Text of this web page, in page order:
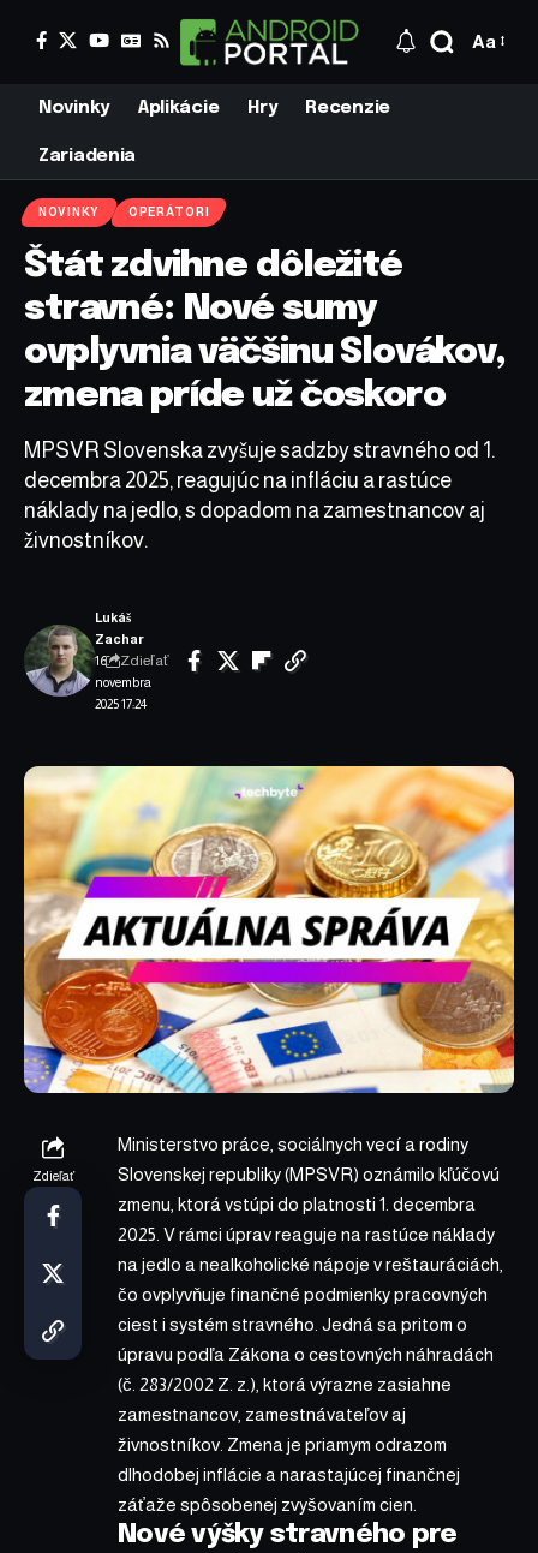
Aa
Novinky Aplikácie Hry Recenzie
Zariadenia
NOVINKY OPERÁTORI
Štát zdvihne dôležité
stravné: Nové sumy
ovplyvnia väčšinu Slovákov,
zmena príde už čoskoro
MPSVR Slovenska zvyšuje sadzby stravného od 1.
decembra 2025, reagujúc na infláciu a rastúce
náklady na jedlo, s dopadom na zamestnancov aj
živnostníkov.
16.
novembra
2025 17:24
Lukáš
Zachar
Zdieľať
Zdieľať
Ministerstvo práce, sociálnych vecí a rodiny
Slovenskej republiky (MPSVR) oznámilo kľúčovú
zmenu, ktorá vstúpi do platnosti 1. decembra
2025. V rámci úprav reaguje na rastúce náklady
na jedlo a nealkoholické nápoje v reštauráciách,
čo ovplyvňuje finančné podmienky pracovných
ciest i systém stravného. Jedná sa pritom o
úpravu podľa Zákona o cestovných náhradách
(č. 283/2002 Z. z.), ktorá výrazne zasiahne
zamestnancov, zamestnávateľov aj
živnostníkov. Zmena je priamym odrazom
dlhodobej inflácie a narastajúcej finančnej
záťaže spôsobenej zvyšovaním cien.
Nové výšky stravného pre